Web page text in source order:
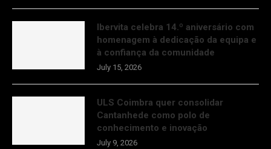
Ibervita celebra 14.º aniversário com
homenagem à dedicação da equipa e
à confiança da comunidade
July 15, 2026
ULS Coimbra quer consolidar
Cantanhede como polo de
conhecimento e inovação
July 9, 2026